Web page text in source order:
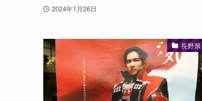
2024年1月26日
長野県